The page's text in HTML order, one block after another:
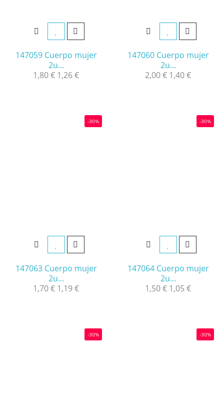
147059 Cuerpo mujer
2u...
1,80 € 1,26 €
147060 Cuerpo mujer
2u...
2,00 € 1,40 €
-30%
147063 Cuerpo mujer
2u...
1,70 € 1,19 €
-30%
147064 Cuerpo mujer
2u...
1,50 € 1,05 €
-30% -30%